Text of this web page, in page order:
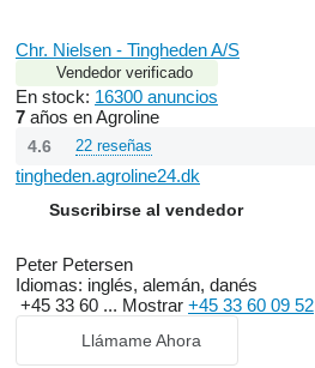
Chr. Nielsen - Tingheden A/S
Vendedor verificado
En stock: 16300 anuncios
7 años en Agroline
4.6 22 reseñas
tingheden.agroline24.dk
Suscribirse al vendedor
Peter Petersen
Idiomas: inglés, alemán, danés
+45 33 60 ... Mostrar +45 33 60 09 52
Llámame Ahora